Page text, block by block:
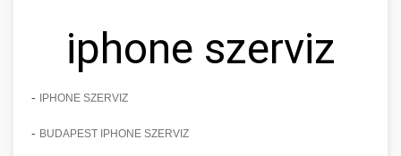
iphone szerviz
- IPHONE SZERVIZ
- BUDAPEST IPHONE SZERVIZ